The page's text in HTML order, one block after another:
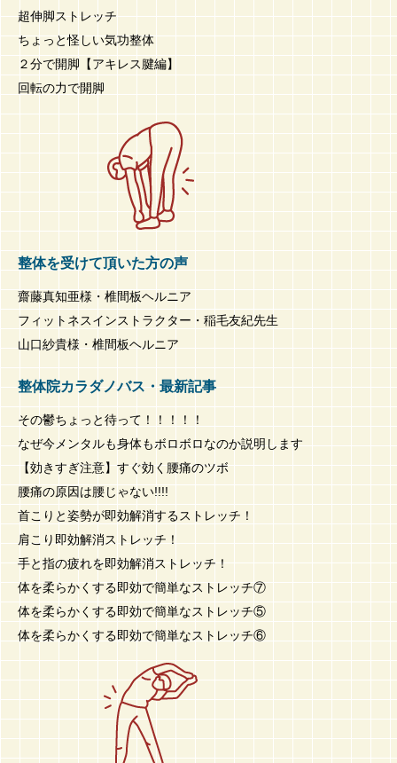
超伸脚ストレッチ
ちょっと怪しい気功整体
２分で開脚【アキレス腱編】
回転の力で開脚
整体を受けて頂いた方の声
齋藤真知亜様・椎間板ヘルニア
フィットネスインストラクター・稲毛友紀先生
山口紗貴様・椎間板ヘルニア
整体院カラダノバス・最新記事
その鬱ちょっと待って！！！！！
なぜ今メンタルも身体もボロボロなのか説明します
【効きすぎ注意】すぐ効く腰痛のツボ
腰痛の原因は腰じゃない!!!!
首こりと姿勢が即効解消するストレッチ！
肩こり即効解消ストレッチ！
手と指の疲れを即効解消ストレッチ！
体を柔らかくする即効で簡単なストレッチ⑦
体を柔らかくする即効で簡単なストレッチ⑤
体を柔らかくする即効で簡単なストレッチ⑥